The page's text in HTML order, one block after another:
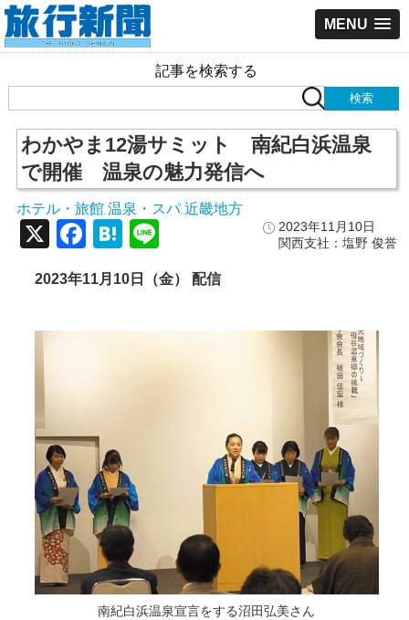
MENU
記事を検索する
わかやま12湯サミット 南紀白浜温泉
で開催 温泉の魅力発信へ
ホテル・旅館 温泉・スパ, 近畿地方
2023年11月10日
関西支社：塩野 俊誉
X Facebook
Hatena
2023年11月10日（金） 配信
南紀白浜温泉宣言をする沼田弘美さん